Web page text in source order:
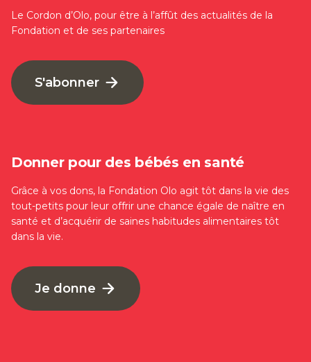
Le Cordon d’Olo, pour être à l’affût des actualités de la
Fondation et de ses partenaires
S'abonner
Donner pour des bébés en santé
Grâce à vos dons, la Fondation Olo agit tôt dans la vie des
tout-petits pour leur offrir une chance égale de naître en
santé et d’acquérir de saines habitudes alimentaires tôt
dans la vie.
Je donne